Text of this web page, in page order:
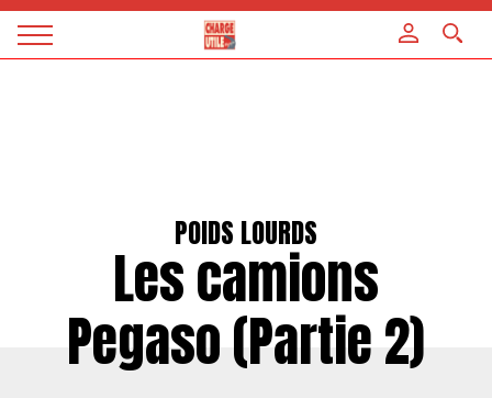
Magazine
POIDS LOURDS
Les camions
Pegaso (Partie 2)
Panneau de gestion des cookies